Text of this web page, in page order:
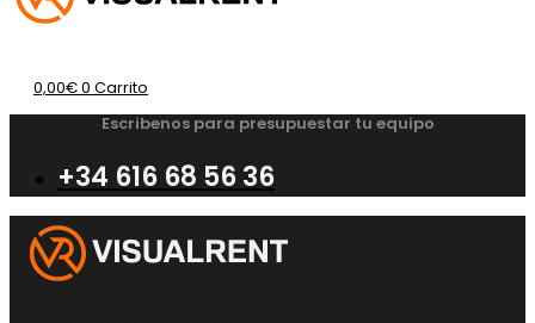
0,00€0 Carrito
Escribenos para presupuestar tu equipo
+34 616 68 56 36